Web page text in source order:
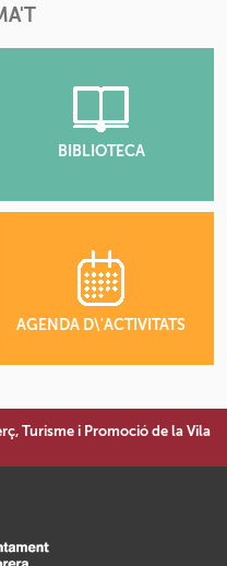
BIBLIOTECA
AGENDA D\'ACTIVITATS
Turisme i Promoció de la Vila